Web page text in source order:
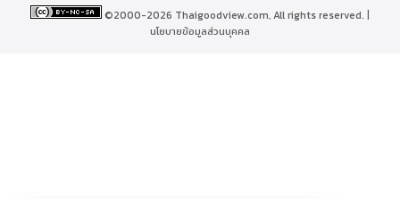
©2000-2026 Thaigoodview.com, All rights reserved. |
นโยบายข้อมูลส่วนบุคคล